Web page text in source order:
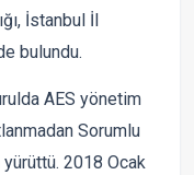
İstanbul İl
bulundu.
AES yönetim
Sorumlu
yürüttü. 2018 Ocak